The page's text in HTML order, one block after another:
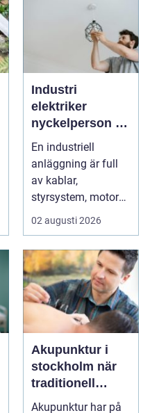
Industri
elektriker
nyckelperson i
en säker och
effektiv
produktion
En industriell
anläggning är full
av kablar,
styrsystem, motorer
och avancerad
de...
02 augusti 2026
Akupunktur i
stockholm när
traditionell
kinesisk
Akupunktur har på